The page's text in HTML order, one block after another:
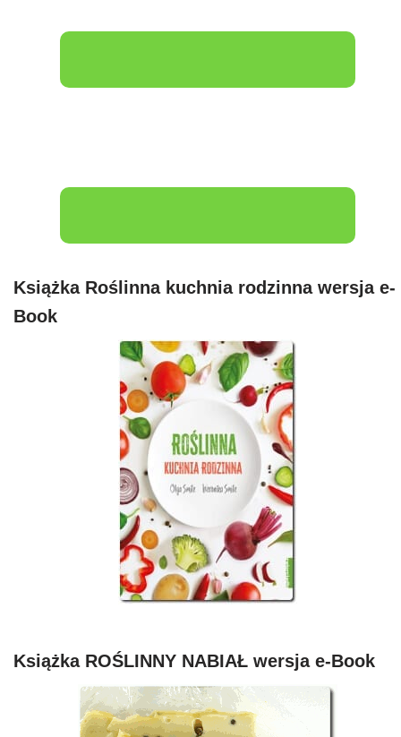
Książka Roślinna kuchnia rodzinna wersja e-
Book
Książka ROŚLINNY NABIAŁ wersja e-Book